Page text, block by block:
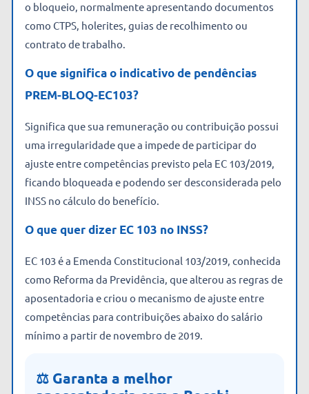
o bloqueio, normalmente apresentando documentos
como CTPS, holerites, guias de recolhimento ou
contrato de trabalho.
O que significa o indicativo de pendências
PREM-BLOQ-EC103?
Significa que sua remuneração ou contribuição possui
uma irregularidade que a impede de participar do
ajuste entre competências previsto pela EC 103/2019,
ficando bloqueada e podendo ser desconsiderada pelo
INSS no cálculo do benefício.
O que quer dizer EC 103 no INSS?
EC 103 é a Emenda Constitucional 103/2019, conhecida
como Reforma da Previdência, que alterou as regras de
aposentadoria e criou o mecanismo de ajuste entre
competências para contribuições abaixo do salário
mínimo a partir de novembro de 2019.
⚖️ Garanta a melhor